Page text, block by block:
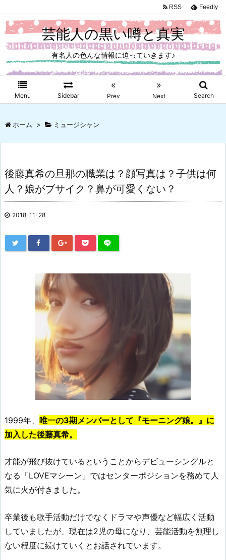
芸能人の黒い噂と真実
有名人の色んな情報に迫っていきます♪
Menu Sidebar
«
Prev
»
Next Search
RSS Feedly
ホーム > ミュージシャン
後藤真希の旦那の職業は？顔写真は？子供は何
人？娘がブサイク？鼻が可愛くない？
2018-11-28
1999年、 唯一の3期メンバーとして『モーニング娘。』に
加入した後藤真希。
才能が飛び抜けているということからデビューシングルと
なる「LOVEマシーン」ではセンターポジションを務めて人
気に火が付きました。
卒業後も歌手活動だけでなくドラマや声優など幅広く活動
していましたが、現在は2児の母になり、芸能活動を無理し
ない程度に続けていくとお話されています。